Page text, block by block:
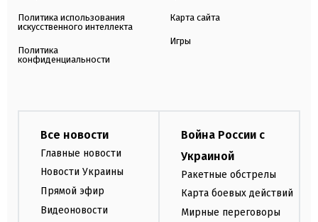
Политика использования
искусственного интеллекта
Политика
конфиденциальности
Карта сайта
Игры
Все новости
Главные новости
Новости Украины
Прямой эфир
Видеоновости
Война России с
Украиной
Ракетные обстрелы
Карта боевых действий
Мирные переговоры